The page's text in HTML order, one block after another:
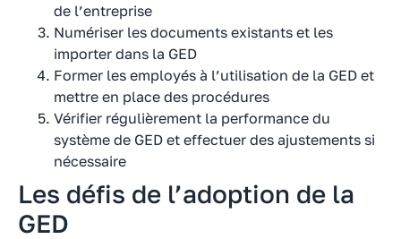
de l’entreprise
Numériser les documents existants et les
importer dans la GED
Former les employés à l’utilisation de la GED et
mettre en place des procédures
Vérifier régulièrement la performance du
système de GED et effectuer des ajustements si
nécessaire
Les défis de l’adoption de la
GED